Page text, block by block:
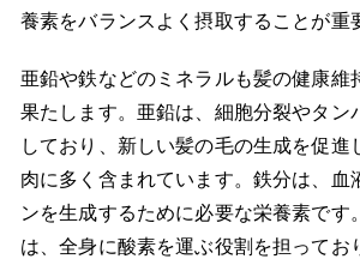
養素をバランスよく摂取することが重
亜鉛や鉄などのミネラルも髪の健康維
果たします。亜鉛は、細胞分裂やタン
しており、新しい髪の毛の生成を促進
肉に多く含まれています。鉄分は、血
ンを生成するために必要な栄養素です
は、全身に酸素を運ぶ役割を担ってお